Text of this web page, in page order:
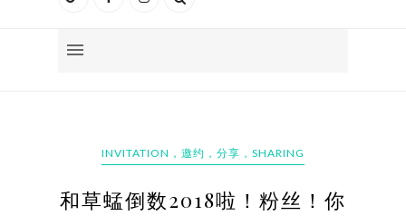
INVITATION，邀约，分享，SHARING
和草蜢倒数2018啦！粉丝！你